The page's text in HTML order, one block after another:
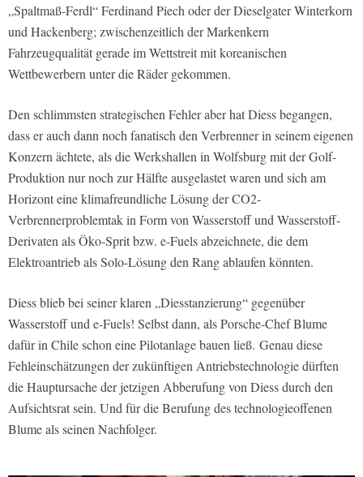
„Spaltmaß-Ferdl“ Ferdinand Piech oder der Dieselgater Winterkorn
und Hackenberg; zwischenzeitlich der Markenkern
Fahrzeugqualität gerade im Wettstreit mit koreanischen
Wettbewerbern unter die Räder gekommen.
Den schlimmsten strategischen Fehler aber hat Diess begangen,
dass er auch dann noch fanatisch den Verbrenner in seinem eigenen
Konzern ächtete, als die Werkshallen in Wolfsburg mit der Golf-
Produktion nur noch zur Hälfte ausgelastet waren und sich am
Horizont eine klimafreundliche Lösung der CO2-
Verbrennerproblemtak in Form von Wasserstoff und Wasserstoff-
Derivaten als Öko-Sprit bzw. e-Fuels abzeichnete, die dem
Elektroantrieb als Solo-Lösung den Rang ablaufen könnten.
Diess blieb bei seiner klaren „Diesstanzierung“ gegenüber
Wasserstoff und e-Fuels! Selbst dann, als Porsche-Chef Blume
dafür in Chile schon eine Pilotanlage bauen ließ. Genau diese
Fehleinschätzungen der zukünftigen Antriebstechnologie dürften
die Hauptursache der jetzigen Abberufung von Diess durch den
Aufsichtsrat sein. Und für die Berufung des technologieoffenen
Blume als seinen Nachfolger.